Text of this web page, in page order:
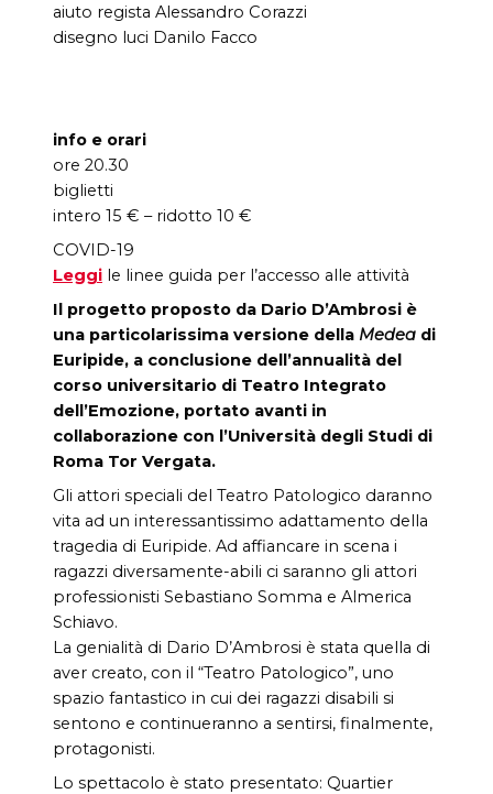
aiuto regista Alessandro Corazzi
disegno luci Danilo Facco
info e orari
ore 20.30
biglietti
intero 15 € – ridotto 10 €
COVID-19
Leggi le linee guida per l’accesso alle attività
Il progetto proposto da Dario D’Ambrosi è
una particolarissima versione della Medea di
Euripide, a conclusione dell’annualità del
corso universitario di Teatro Integrato
dell’Emozione, portato avanti in
collaborazione con l’Università degli Studi di
Roma Tor Vergata.
Gli attori speciali del Teatro Patologico daranno
vita ad un interessantissimo adattamento della
tragedia di Euripide. Ad affiancare in scena i
ragazzi diversamente-abili ci saranno gli attori
professionisti Sebastiano Somma e Almerica
Schiavo.
La genialità di Dario D’Ambrosi è stata quella di
aver creato, con il “Teatro Patologico”, uno
spazio fantastico in cui dei ragazzi disabili si
sentono e continueranno a sentirsi, finalmente,
protagonisti.
Lo spettacolo è stato presentato: Quartier